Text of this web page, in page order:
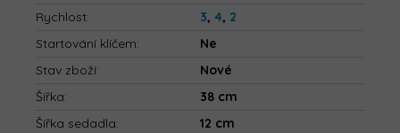
Rychlost: 3, 4, 2
Startování klíčem:
Ne
Stav zboží:
Nové
Šířka:
38 cm
Šířka sedadla:
12 cm